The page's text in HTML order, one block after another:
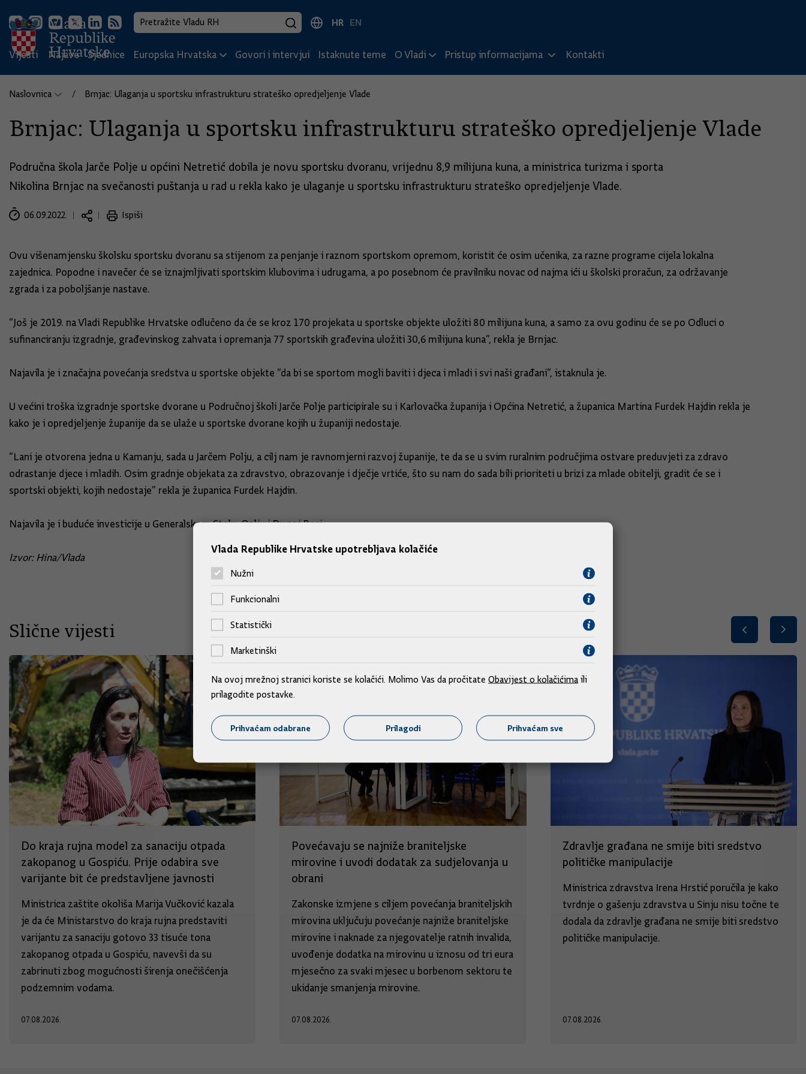
HR EN
Vijesti Najave Sjednice Europska Hrvatska Govori i intervjui Istaknute teme O Vladi Pristup informacijama Kontakti
Naslovnica Brnjac: Ulaganja u sportsku infrastrukturu strateško opredjeljenje Vlade
Brnjac: Ulaganja u sportsku infrastrukturu strateško opredjeljenje Vlade
Područna škola Jarče Polje u općini Netretić dobila je novu sportsku dvoranu, vrijednu 8,9 milijuna kuna, a ministrica turizma i sporta
Nikolina Brnjac na svečanosti puštanja u rad u rekla kako je ulaganje u sportsku infrastrukturu strateško opredjeljenje Vlade.
06.09.2022. Ispiši
Ovu višenamjensku školsku sportsku dvoranu sa stijenom za penjanje i raznom sportskom opremom, koristit će osim učenika, za razne programe cijela lokalna
zajednica. Popodne i navečer će se iznajmljivati sportskim klubovima i udrugama, a po posebnom će pravilniku novac od najma ići u školski proračun, za održavanje
zgrada i za poboljšanje nastave.
“Još je 2019. na Vladi Republike Hrvatske odlučeno da će se kroz 170 projekata u sportske objekte uložiti 80 milijuna kuna, a samo za ovu godinu će se po Odluci o
sufinanciranju izgradnje, građevinskog zahvata i opremanja 77 sportskih građevina uložiti 30,6 milijuna kuna”, rekla je Brnjac.
Najavila je i značajna povećanja sredstva u sportske objekte “da bi se sportom mogli baviti i djeca i mladi i svi naši građani”, istaknula je.
U većini troška izgradnje sportske dvorane u Područnoj školi Jarče Polje participirale su i Karlovačka županija i Općina Netretić, a županica Martina Furdek Hajdin rekla je
kako je i opredjeljenje županije da se ulaže u sportske dvorane kojih u županiji nedostaje.
“Lani je otvorena jedna u Kamanju, sada u Jarčem Polju, a cilj nam je ravnomjerni razvoj županije, te da se u svim ruralnim područjima ostvare preduvjeti za zdravo
odrastanje djece i mladih. Osim gradnje objekata za zdravstvo, obrazovanje i dječje vrtiće, što su nam do sada bili prioriteti u brizi za mlade obitelji, gradit će se i
sportski objekti, kojih nedostaje” rekla je županica Furdek Hajdin.
Najavila je i buduće investicije u Generalskom Stolu, Ozlju i Dugoj Resi.
Izvor: Hina/Vlada
Slične vijesti
Do kraja rujna model za sanaciju otpada
zakopanog u Gospiću. Prije odabira sve
varijante bit će predstavljene javnosti
Ministrica zaštite okoliša Marija Vučković kazala
je da će Ministarstvo do kraja rujna predstaviti
varijantu za sanaciju gotovo 33 tisuće tona
zakopanog otpada u Gospiću, navevši da su
zabrinuti zbog mogućnosti širenja onečišćenja
podzemnim vodama.
07.08.2026.
Povećavaju se najniže braniteljske
mirovine i uvodi dodatak za sudjelovanja u
obrani
Zakonske izmjene s ciljem povećanja braniteljskih
mirovina uključuju povećanje najniže braniteljske
mirovine i naknade za njegovatelje ratnih invalida,
uvođenje dodatka na mirovinu u iznosu od tri eura
mjesečno za svaki mjesec u borbenom sektoru te
ukidanje smanjenja mirovine.
07.08.2026.
Zdravlje građana ne smije biti sredstvo
političke manipulacije
Ministrica zdravstva Irena Hrstić poručila je kako
tvrdnje o gašenju zdravstva u Sinju nisu točne te
dodala da zdravlje građana ne smije biti sredstvo
političke manipulacije.
07.08.2026.
Vlada Republike Hrvatske upotrebljava kolačiće
Nužni
Funkcionalni
Statistički
Marketinški
Na ovoj mrežnoj stranici koriste se kolačići. Molimo Vas da pročitate Obavijest o kolačićima ili
prilagodite postavke.
Prihvaćam odabrane Prilagodi Prihvaćam sve